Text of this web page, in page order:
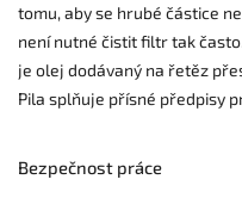
tomu, aby se hrubé částice
není nutné čistit filtr tak
je olej dodávaný na řetěz
Pila splňuje přísné předpisy
Bezpečnost práce